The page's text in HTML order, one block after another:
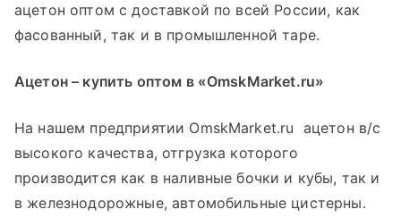
ацетон оптом с доставкой по всей России, как
фасованный, так и в промышленной таре.
Ацетон – купить оптом в «OmskMarket.ru»
На нашем предприятии OmskMarket.ru ацетон в/с
высокого качества, отгрузка которого
производится как в наливные бочки и кубы, так и
в железнодорожные, автомобильные цистерны.